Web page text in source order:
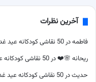
آخرین نظرات
فاطمهدر50 نقاشی کودکانه عید غدیر خم سخت و آسان و برای رنگ آمیزی
ریحانه 🌸❤️در50 نقاشی کودکانه عید غدیر خم سخت و آسان و برای رنگ آمیزی
حدیثدر50 نقاشی کودکانه عید غدیر خم سخت و آسان و برای رنگ آمیزی